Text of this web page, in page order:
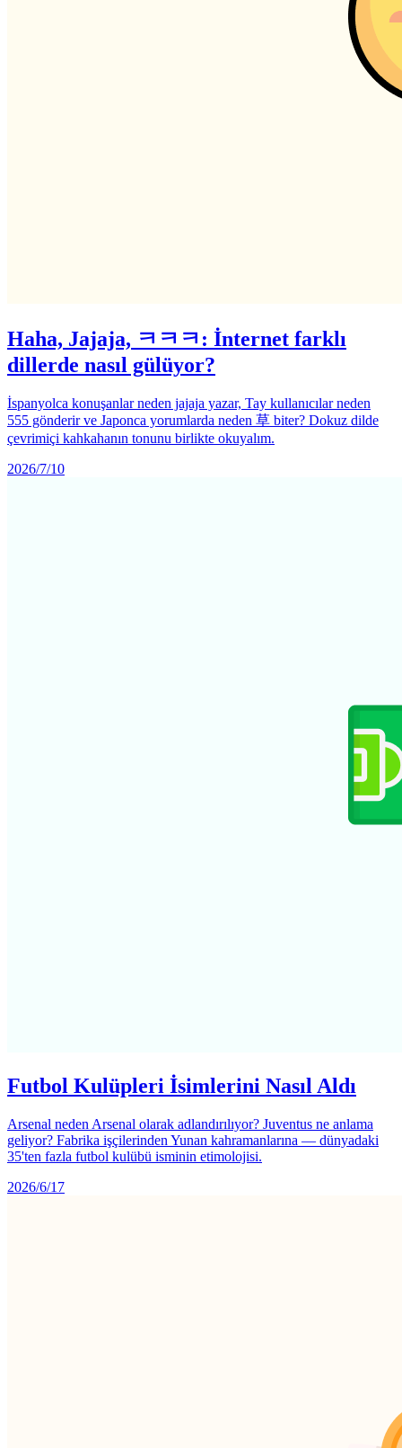
Haha, Jajaja, ㅋㅋㅋ: İnternet farklı
dillerde nasıl gülüyor?
İspanyolca konuşanlar neden jajaja yazar, Tay kullanıcılar neden
555 gönderir ve Japonca yorumlarda neden 草 biter? Dokuz dilde
çevrimiçi kahkahanın tonunu birlikte okuyalım.
2026/7/10
Futbol Kulüpleri İsimlerini Nasıl Aldı
Arsenal neden Arsenal olarak adlandırılıyor? Juventus ne anlama
geliyor? Fabrika işçilerinden Yunan kahramanlarına — dünyadaki
35'ten fazla futbol kulübü isminin etimolojisi.
2026/6/17